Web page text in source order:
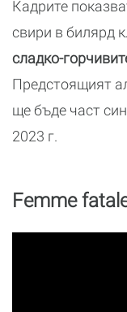
Кадрите
свири в билярд
сладко-
Предстоящият
ще бъде част
2023 г.
Femme